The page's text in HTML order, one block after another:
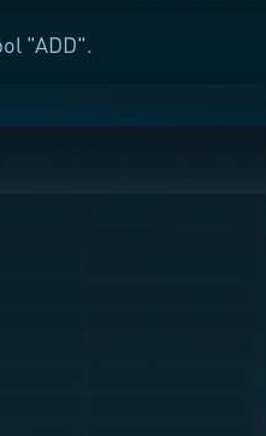
"ADD".